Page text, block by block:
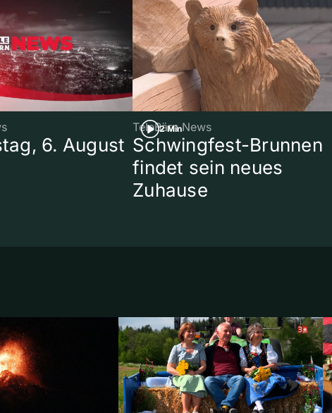
6. August
2 Min
TeleBärn News
Schwingfest-Brunnen
findet sein neues
Zuhause